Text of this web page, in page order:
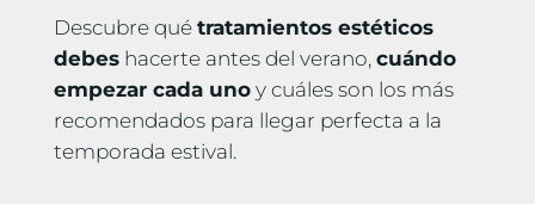
Descubre qué tratamientos estéticos
debeshacerte antes del verano, cuándo
empezar cada unoy cuáles son los más
recomendados para llegar perfecta a la
temporada estival.